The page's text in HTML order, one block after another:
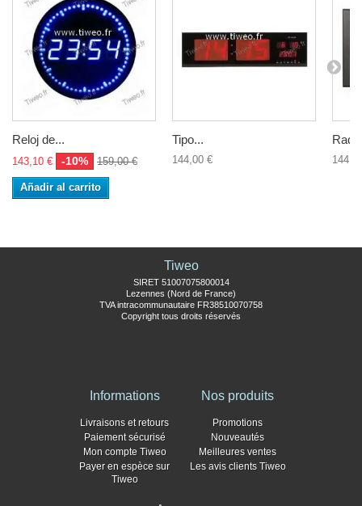
Reloj de...
143,10 € -10% 159,00 €
Añadir al carrito
Tipo...
144,00 €
Tiweo
SIRET 51007075800014
Lezennes (Nord de France)
TVA intracommunautaire FR38510070758
Copyright tous droits réservés
Informations
Livraisons et retours
Paiement sécurisé
Mon compte Tiweo
Payer en espèce sur
Tiweo
Nos produits
Promotions
Nouveautés
Meilleures ventes
Les avis clients Tiweo